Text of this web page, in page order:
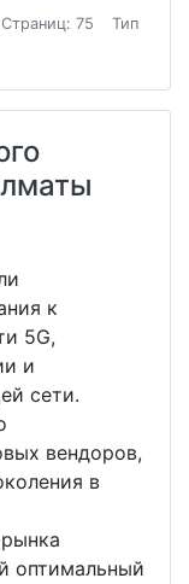
Страниц: 75
Тип
к
5G,
и
сети.
вендоров,
в
оптимальный